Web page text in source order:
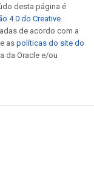
desta página é
4.0 do Creative
de acordo com a
aspolíticas do site do
da Oracle e/ou